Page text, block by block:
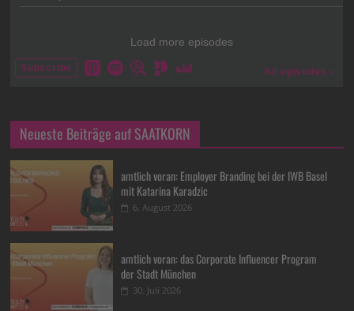
Neueste Beiträge auf SAATKORN
amtlich voran: Employer Branding bei der IWB Basel
mit Katarina Karadzic
6. August 2026
amtlich voran: das Corporate Influencer Program
der Stadt München
30. Juli 2026